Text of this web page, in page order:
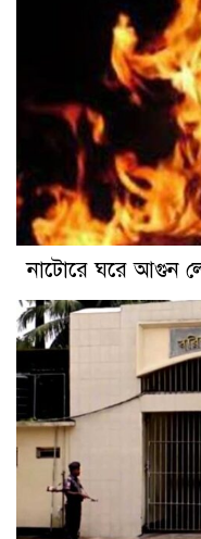
নাটোরে ঘরে আগুন